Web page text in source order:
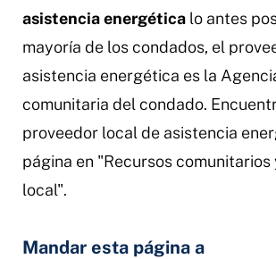
asistencia energéticalo antes
mayoría de los condados, el
asistencia energética es la
comunitaria del condado.
proveedor local de asistencia
página en "Recursos
local".
Mandar esta página a